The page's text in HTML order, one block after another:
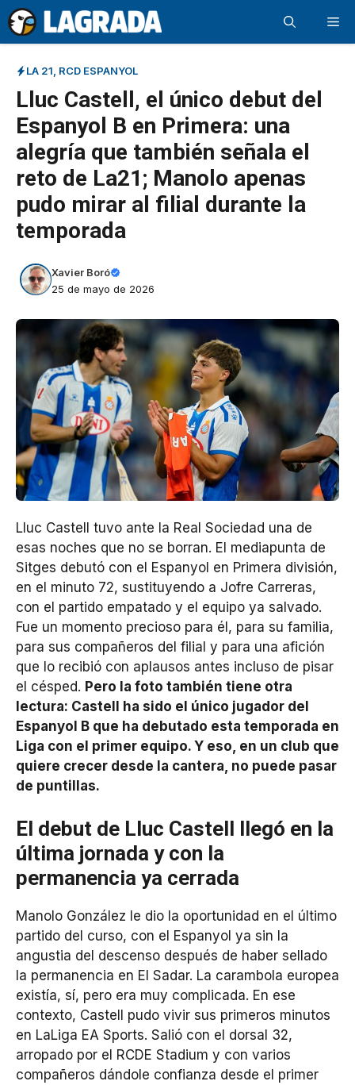
Saltar
al
contenido
LA 21 RCD ESPANYOL
Lluc Castell, el único debut del
Espanyol B en Primera: una
alegría que también señala el
reto de La21; Manolo apenas
pudo mirar al filial durante la
temporada
Xavier Boró
25 de mayo de 2026
Lluc Castell tuvo ante la Real Sociedad una de
esas noches que no se borran. El mediapunta de
Sitges debutó con el Espanyol en Primera división,
en el minuto 72, sustituyendo a Jofre Carreras,
con el partido empatado y el equipo ya salvado.
Fue un momento precioso para él, para su familia,
para sus compañeros del filial y para una afición
que lo recibió con aplausos antes incluso de pisar
el césped. Pero la foto también tiene otra
lectura: Castell ha sido el único jugador del
Espanyol B que ha debutado esta temporada en
Liga con el primer equipo. Y eso, en un club que
quiere crecer desde la cantera, no puede pasar
de puntillas.
El debut de Lluc Castell llegó en la
última jornada y con la
permanencia ya cerrada
Manolo González le dio la oportunidad en el último
partido del curso, con el Espanyol ya sin la
angustia del descenso después de haber sellado
la permanencia en El Sadar. La carambola europea
existía, sí, pero era muy complicada. En ese
contexto, Castell pudo vivir sus primeros minutos
en LaLiga EA Sports. Salió con el dorsal 32,
arropado por el RCDE Stadium y con varios
compañeros dándole confianza desde el primer